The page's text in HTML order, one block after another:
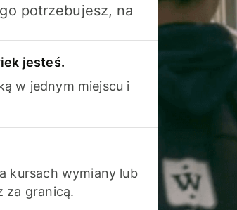
potrzebujesz, na
jesteś.
w jednym miejscu i
kursach wymiany lub
za granicą.